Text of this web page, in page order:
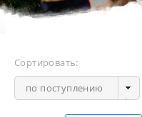
Сортировать:
по поступлению